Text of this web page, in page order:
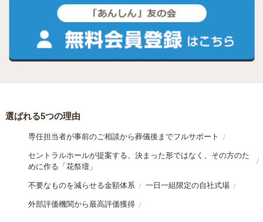
選ばれる5つの理由
専任担当者が事前のご相談から葬儀後までフルサポート
セントラルホールが提案する、決まった形ではなく、その方のた
めに作る「花祭壇」
不要なものを減らせる金額体系 一日一組限定の自社式場
外部評価機関から最高評価獲得